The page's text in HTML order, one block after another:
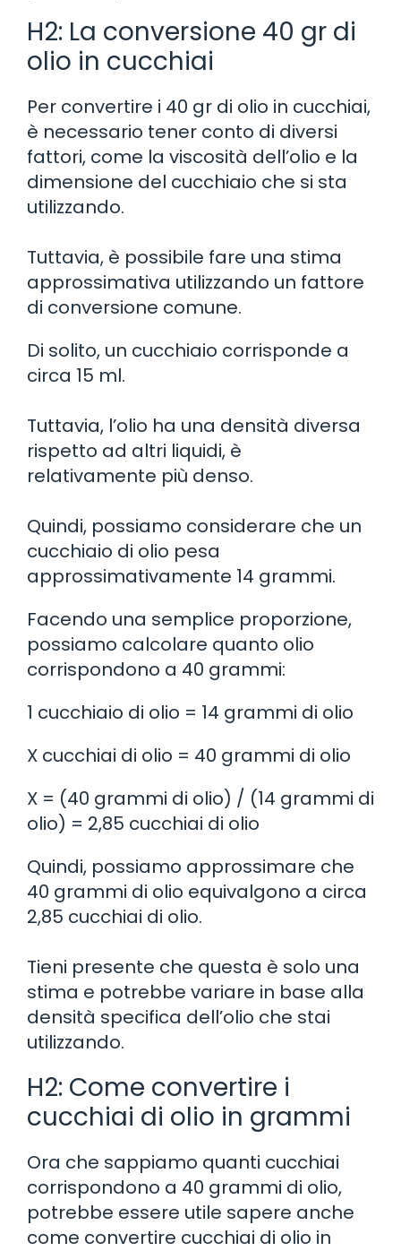
H2: La conversione 40 gr di
olio in cucchiai
Per convertire i 40 gr di olio in cucchiai,
è necessario tener conto di diversi
fattori, come la viscosità dell’olio e la
dimensione del cucchiaio che si sta
utilizzando.
Tuttavia, è possibile fare una stima
approssimativa utilizzando un fattore
di conversione comune.
Di solito, un cucchiaio corrisponde a
circa 15 ml.
Tuttavia, l’olio ha una densità diversa
rispetto ad altri liquidi, è
relativamente più denso.
Quindi, possiamo considerare che un
cucchiaio di olio pesa
approssimativamente 14 grammi.
Facendo una semplice proporzione,
possiamo calcolare quanto olio
corrispondono a 40 grammi:
1 cucchiaio di olio = 14 grammi di olio
X cucchiai di olio = 40 grammi di olio
X = (40 grammi di olio) / (14 grammi di
olio) = 2,85 cucchiai di olio
Quindi, possiamo approssimare che
40 grammi di olio equivalgono a circa
2,85 cucchiai di olio.
Tieni presente che questa è solo una
stima e potrebbe variare in base alla
densità specifica dell’olio che stai
utilizzando.
H2: Come convertire i
cucchiai di olio in grammi
Ora che sappiamo quanti cucchiai
corrispondono a 40 grammi di olio,
potrebbe essere utile sapere anche
come convertire cucchiai di olio in